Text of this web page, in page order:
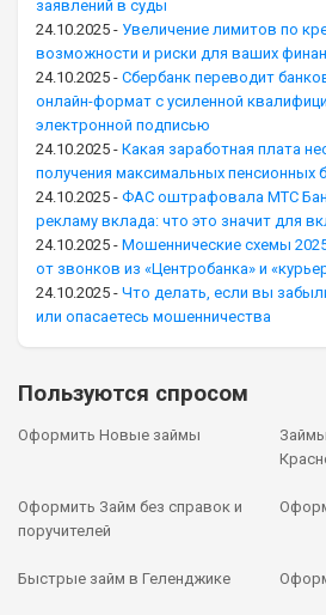
заявлений в суды
24.10.2025 - Увеличение лимитов по
возможности и риски для ваших
24.10.2025 - Сбербанк переводит
онлайн-формат с усиленной
электронной подписью
24.10.2025 - Какая заработная плата
получения максимальных пенсионных
24.10.2025 - ФАС оштрафовала МТС
рекламу вклада: что это значит для
24.10.2025 - Мошеннические схемы
от звонков из «Центробанка» и
24.10.2025 - Что делать, если вы
или опасаетесь мошенничества
Пользуются спросом
Оформить Новые займы
Оформить Займ без справок и
поручителей
Быстрые займ в Геленджике